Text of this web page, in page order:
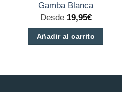
Gamba Blanca
Desde 19,95€
Añadir al carrito